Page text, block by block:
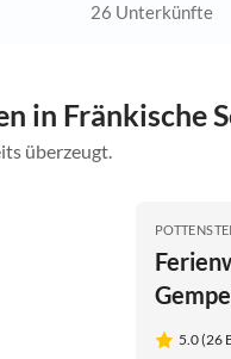
26 Unterkünfte
in Fränkische
überzeugt.
5.0 (26